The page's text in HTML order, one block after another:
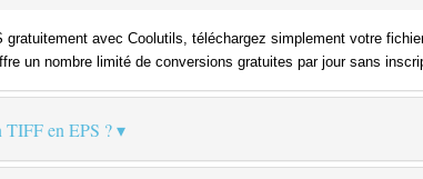
gratuitement avec Coolutils, téléchargez simplement votre
un nombre limité de conversions gratuites par jour sans
TIFF en EPS ?